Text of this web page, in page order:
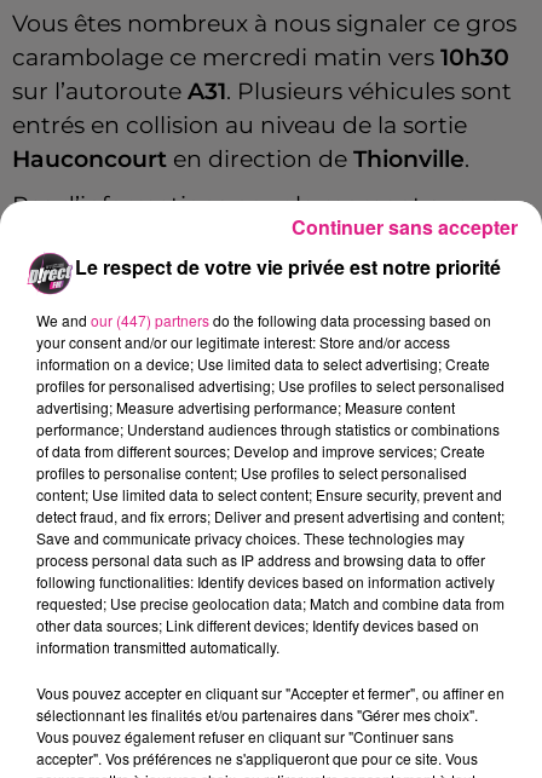
Vous êtes nombreux à nous signaler ce gros
carambolage ce mercredi matin vers 10h30
sur l’autoroute A31. Plusieurs véhicules sont
entrés en collision au niveau de la sortie
Hauconcourt en direction de Thionville.
Pas d’informations pour le moment sur un
possible retour à la normale dans ce secteur
avant la fin de la matinée.
Plus d’informations lors des prochains points
info traficsur notre antenne.
Merci à Marie Claude, Benoit et Maxime pour
leurs informations au03-87-66-20-20
FIL ACTUS
7 août 2026
Lorraine : une journée pas comme les autres au Parc animalier de...
6 août 2026
Metz : une distribution de lunette gratuite pour voir l’éclipse
5 août 2026
4 août 2026
Officiel : Gauthier Hein quitte le FC Metz pour l'OGC Nice
4 août 2026
Le respect de votre vie privée est notre priorité
We and our (447) partnersdo the following data processing based on
your consent and/or our legitimate interest: Store and/or access
information on a device; Use limited data to select advertising; Create
profiles for personalised advertising; Use profiles to select personalised
advertising; Measure advertising performance; Measure content
performance; Understand audiences through statistics or combinations
of data from different sources; Develop and improve services; Create
profiles to personalise content; Use profiles to select personalised
content; Use limited data to select content; Ensure security, prevent and
detect fraud, and fix errors; Deliver and present advertising and content;
Save and communicate privacy choices. These technologies may
process personal data such as IP address and browsing data to offer
following functionalities: Identify devices based on information actively
requested; Use precise geolocation data; Match and combine data from
other data sources; Link different devices; Identify devices based on
information transmitted automatically.
Vous pouvez accepter en cliquant sur "Accepter et fermer", ou affiner en
sélectionnant les finalités et/ou partenaires dans "Gérer mes choix".
Vous pouvez également refuser en cliquant sur "Continuer sans
accepter". Vos préférences ne s'appliqueront que pour ce site. Vous
Continuer sans accepter